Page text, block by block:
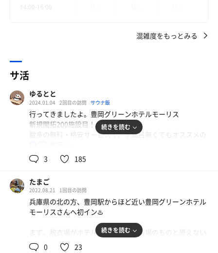
混雑度をもっとみる
サ活
ゆるとと
2024.01.04 2回目の訪問 サウナ飯
行ってきましたよ。豊岡グリーンホテルモーリス
新規開拓200施設目！
数多の無料・格安サービスで、水風呂無くてもオススメの
無料サービス
・大浴場にマッサージチェア3台
・貸し自転車。ちょっとしたお出かけに。
・貸し充電器(忘れてたので、助かった〜！)
ほか多数。女性用にはReFaフェイスローラーの貸し出し
格安サービス
続きを読む
3 185
たまご
2022.08.21 1回目の訪問
兵庫県の北の方、豊岡駅からほど近い豊岡グリーンホテル
モーリスさんへ初イン♨️
まず、脱衣場がホテルについてる大浴場のものと思えない
広さ（想像の3倍は広い）
続きを読む
0 23